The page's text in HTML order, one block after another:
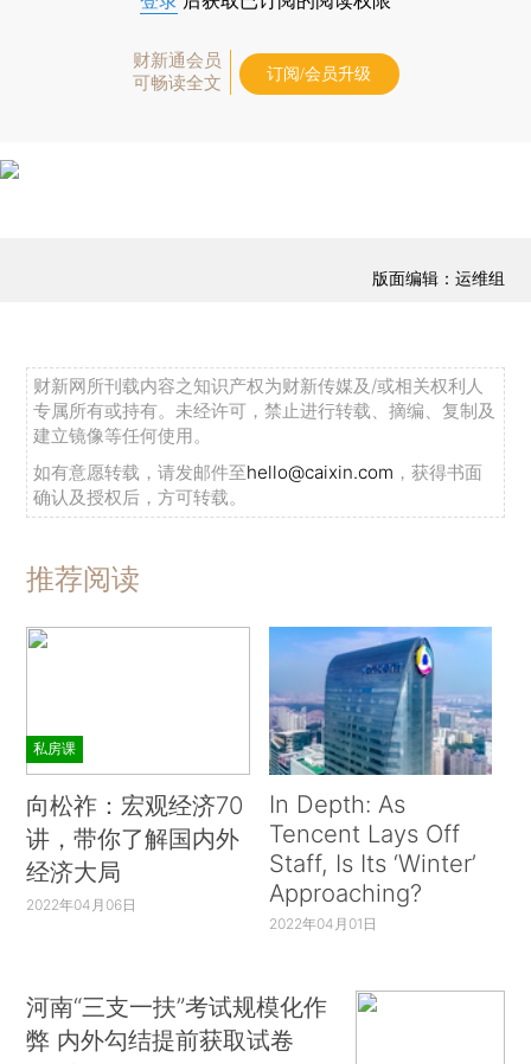
财新通会员
可畅读全文
订阅/会员升级
版面编辑：运维组
财新网所刊载内容之知识产权为财新传媒及/或相关权利人
专属所有或持有。未经许可，禁止进行转载、摘编、复制及
建立镜像等任何使用。
如有意愿转载，请发邮件至hello@caixin.com ，获得书面
确认及授权后，方可转载。
推荐阅读
私房课
向松祚：宏观经济70
讲，带你了解国内外
经济大局
2022年04月06日
In Depth: As
Tencent Lays Off
Staff, Is Its ‘Winter’
Approaching?
2022年04月01日
河南“三支一扶”考试规模化作
弊 内外勾结提前获取试卷